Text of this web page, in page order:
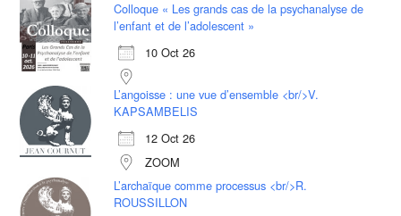
Colloque « Les grands cas de la psychanalyse de
l’enfant et de l’adolescent »
10 Oct 26
L’angoisse : une vue d’ensemble <br/>V.
KAPSAMBELIS
12 Oct 26
ZOOM
L’archaïque comme processus <br/>R.
ROUSSILLON